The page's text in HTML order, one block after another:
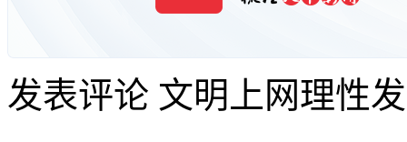
发表评论 文明上网理性